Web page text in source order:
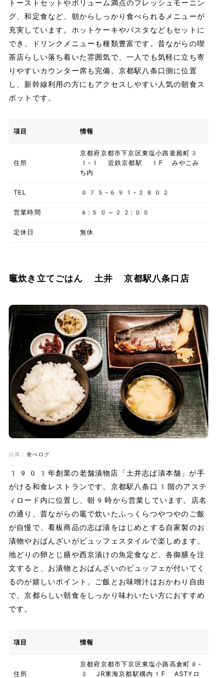
トーストセットやボリューム満点のフレッシュモーニン
グ、和定食など、朝からしっかり食べられるメニューが
充実しています。ホットケーキやパスタなどもセットに
でき、ドリンクメニューも種類豊富です。昔ながらの喫
茶店らしい落ち着いた雰囲気で、一人でも気軽に立ち寄
りやすいカウンター席も完備。京都駅八条口側に位置
し、新幹線利用の方にもアクセスしやすい人気の朝食ス
ポットです。
項目 情報
住所
京都府京都市下京区東塩小路釜殿町3
1‐1 近鉄京都駅 1F みやこみ
ち内
TEL 075-691-2802
営業時間 6:50～22:00
定休日 無休
竈炊き立てごはん 土井 京都駅八条口店
出典： 食べログ
1901年創業の老舗漬物店「土井志ば漬本舗」が手
がける和食レストランです。京都駅八条口1階のアステ
ィロード内に位置し、朝9時から営業しています。店名
の通り、昔ながらの竈で炊いたふっくらつやつやのご飯
が自慢で、看板商品の志ば漬をはじめとする自家製のお
漬物やおばんざいがビュッフェスタイルで楽しめます。
地どりの卵とじ膳や西京漬けの魚定食など、各御膳を注
文すると、お漬物とおばんざいのビュッフェが付いてく
るのが嬉しいポイント。ご飯とお味噌汁はおかわり自由
で、京都らしい朝食をしっかり味わいたい方におすすめ
です。
項目 情報
住所
京都府京都市下京区東塩小路高倉町8-
3 JR東海京都駅構内1F ASTYロ